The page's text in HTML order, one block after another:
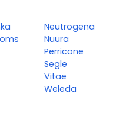
Neutrogena
Nuura
Perricone
Segle
Vitae
Weleda